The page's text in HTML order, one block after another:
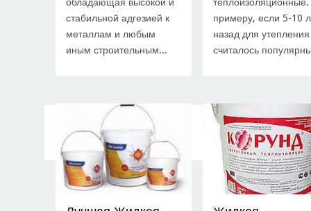
обладающая высокой и
стабильной адгезией к
металлам и любым
иным строительным...
теплоизоляционные.
примеру, если 5-10
назад для утепления
считалось